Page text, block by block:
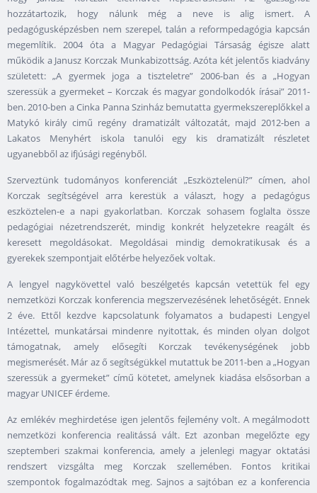
hozzátartozik, hogy nálunk még a neve is alig ismert. A
pedagógusképzésben nem szerepel, talán a reformpedagógia kapcsán
megemlítik. 2004 óta a Magyar Pedagógiai Társaság égisze alatt
működik a Janusz Korczak Munkabizottság. Azóta két jelentős kiadvány
született: „A gyermek joga a tiszteletre” 2006-ban és a „Hogyan
szeressük a gyermeket – Korczak és magyar gondolkodók írásai” 2011-
ben. 2010-ben a Cinka Panna Szinház bemutatta gyermekszereplőkkel a
Matykó király cimű regény dramatizált változatát, majd 2012-ben a
Lakatos Menyhért iskola tanulói egy kis dramatizált részletet
ugyanebből az ifjúsági regényből.
Szerveztünk tudományos konferenciát „Eszköztelenül?” címen, ahol
Korczak segítségével arra kerestük a választ, hogy a pedagógus
eszköztelen-e a napi gyakorlatban. Korczak sohasem foglalta össze
pedagógiai nézetrendszerét, mindig konkrét helyzetekre reagált és
keresett megoldásokat. Megoldásai mindig demokratikusak és a
gyerekek szempontjait előtérbe helyezőek voltak.
A lengyel nagykövettel való beszélgetés kapcsán vetettük fel egy
nemzetközi Korczak konferencia megszervezésének lehetőségét. Ennek
2 éve. Ettől kezdve kapcsolatunk folyamatos a budapesti Lengyel
Intézettel, munkatársai mindenre nyitottak, és minden olyan dolgot
támogatnak, amely elősegíti Korczak tevékenységének jobb
megismerését. Már az ő segítségükkel mutattuk be 2011-ben a „Hogyan
szeressük a gyermeket” című kötetet, amelynek kiadása elsősorban a
magyar UNICEF érdeme.
Az emlékév meghirdetése igen jelentős fejlemény volt. A megálmodott
nemzetközi konferencia realitássá vált. Ezt azonban megelőzte egy
szeptemberi szakmai konferencia, amely a jelenlegi magyar oktatási
rendszert vizsgálta meg Korczak szellemében. Fontos kritikai
szempontok fogalmazódtak meg. Sajnos a sajtóban ez a konferencia